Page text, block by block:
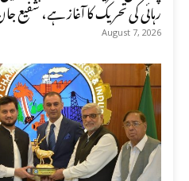
رہائی کی تحریک کا آغاز ہے، شفیع
August 7, 2026